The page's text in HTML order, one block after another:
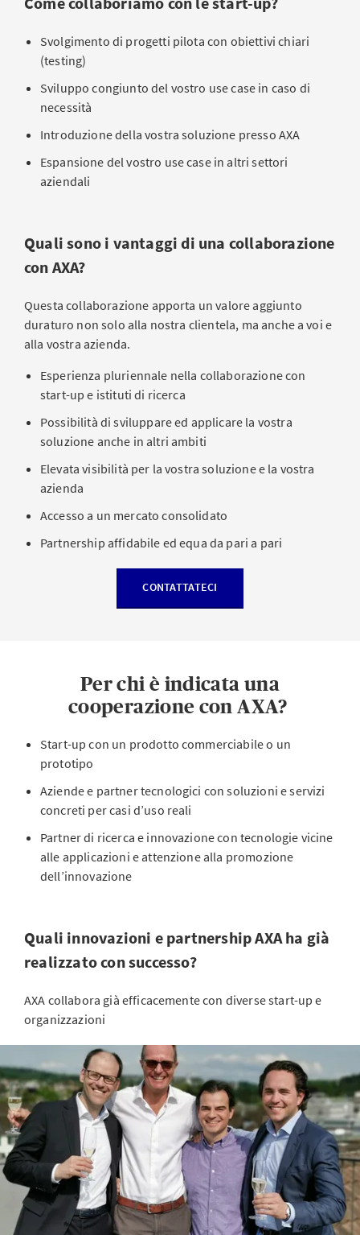
Svolgimento di progetti pilota con obiettivi chiari
(testing)
Sviluppo congiunto del vostro use case in caso di
necessità
Introduzione della vostra soluzione presso AXA
Espansione del vostro use case in altri settori
aziendali
Quali sono i vantaggi di una collaborazione
con AXA?
Questa collaborazione apporta un valore aggiunto
duraturo non solo alla nostra clientela, ma anche a voi e
alla vostra azienda.
Esperienza pluriennale nella collaborazione con
start-up e istituti di ricerca
Possibilità di sviluppare ed applicare la vostra
soluzione anche in altri ambiti
Elevata visibilità per la vostra soluzione e la vostra
azienda
Accesso a un mercato consolidato
Partnership affidabile ed equa da pari a pari
CONTATTATECI
Per chi è indicata una
cooperazione con AXA?
Start-up con un prodotto commerciabile o un
prototipo
Aziende e partner tecnologici con soluzioni e servizi
concreti per casi d’uso reali
Partner di ricerca e innovazione con tecnologie vicine
alle applicazioni e attenzione alla promozione
dell’innovazione
Quali innovazioni e partnership AXA ha già
realizzato con successo?
AXA collabora già efficacemente con diverse start-up e
organizzazioni